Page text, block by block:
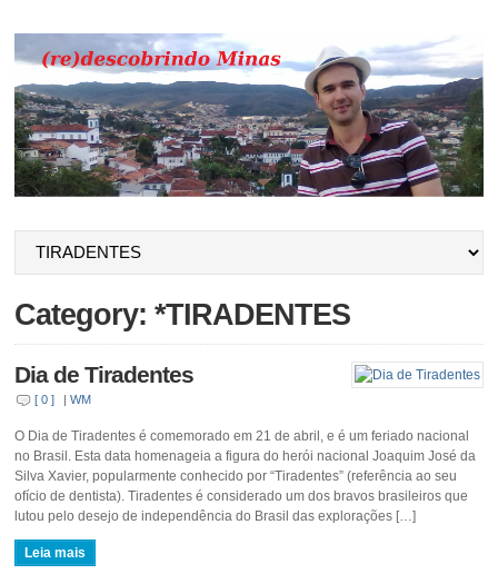
Category: *TIRADENTES
Dia de Tiradentes
[ 0 ] |WM
O Dia de Tiradentes é comemorado em 21 de abril, e é um feriado nacional
no Brasil. Esta data homenageia a figura do herói nacional Joaquim José da
Silva Xavier, popularmente conhecido por “Tiradentes” (referência ao seu
ofício de dentista). Tiradentes é considerado um dos bravos brasileiros que
lutou pelo desejo de independência do Brasil das explorações […]
Leia mais